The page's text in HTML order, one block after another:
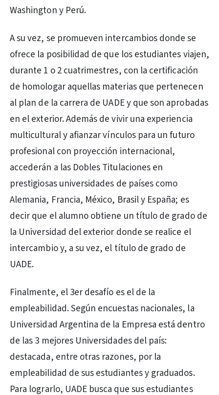
Washington y Perú.
A su vez, se promueven intercambios donde se
ofrece la posibilidad de que los estudiantes viajen,
durante 1 o 2 cuatrimestres, con la certificación
de homologar aquellas materias que pertenecen
al plan de la carrera de UADE y que son aprobadas
en el exterior. Además de vivir una experiencia
multicultural y afianzar vínculos para un futuro
profesional con proyección internacional,
accederán a las Dobles Titulaciones en
prestigiosas universidades de países como
Alemania, Francia, México, Brasil y España; es
decir que el alumno obtiene un título de grado de
la Universidad del exterior donde se realice el
intercambio y, a su vez, el título de grado de
UADE.
Finalmente, el 3er desafío es el de la
empleabilidad. Según encuestas nacionales, la
Universidad Argentina de la Empresa está dentro
de las 3 mejores Universidades del país:
destacada, entre otras razones, por la
empleabilidad de sus estudiantes y graduados.
Para lograrlo, UADE busca que sus estudiantes